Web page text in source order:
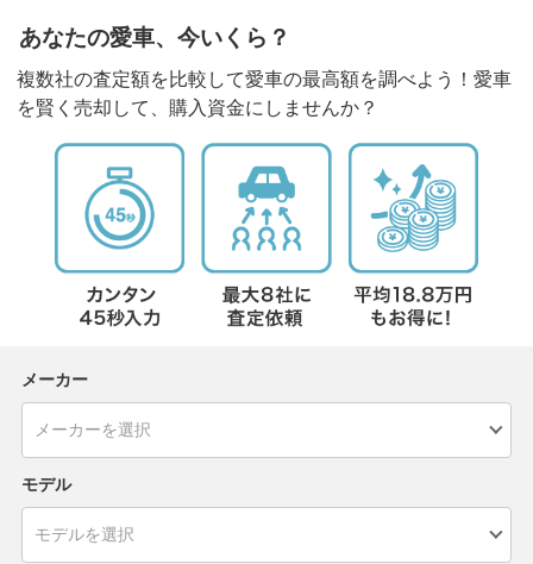
あなたの愛車、今いくら？
複数社の査定額を比較して愛車の最高額を調べよう！愛車
を賢く売却して、購入資金にしませんか？
メーカー
モデル